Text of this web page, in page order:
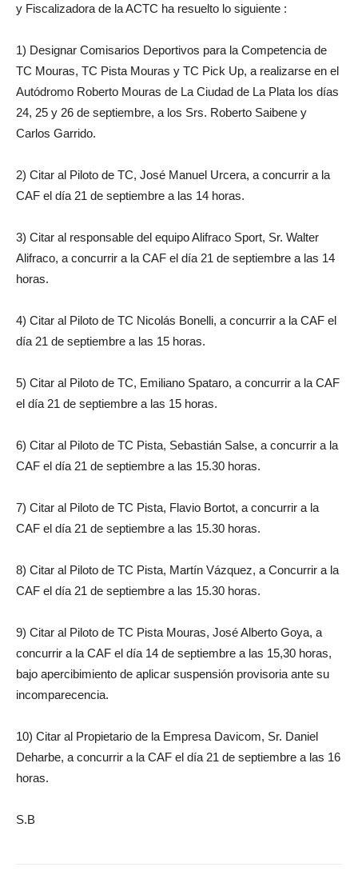
y Fiscalizadora de la ACTC ha resuelto lo siguiente :
1) Designar Comisarios Deportivos para la Competencia de
TC Mouras, TC Pista Mouras y TC Pick Up, a realizarse en el
Autódromo Roberto Mouras de La Ciudad de La Plata los días
24, 25 y 26 de septiembre, a los Srs. Roberto Saibene y
Carlos Garrido.
2) Citar al Piloto de TC, José Manuel Urcera, a concurrir a la
CAF el día 21 de septiembre a las 14 horas.
3) Citar al responsable del equipo Alifraco Sport, Sr. Walter
Alifraco, a concurrir a la CAF el día 21 de septiembre a las 14
horas.
4) Citar al Piloto de TC Nicolás Bonelli, a concurrir a la CAF el
día 21 de septiembre a las 15 horas.
5) Citar al Piloto de TC, Emiliano Spataro, a concurrir a la CAF
el día 21 de septiembre a las 15 horas.
6) Citar al Piloto de TC Pista, Sebastián Salse, a concurrir a la
CAF el día 21 de septiembre a las 15.30 horas.
7) Citar al Piloto de TC Pista, Flavio Bortot, a concurrir a la
CAF el día 21 de septiembre a las 15.30 horas.
8) Citar al Piloto de TC Pista, Martín Vázquez, a Concurrir a la
CAF el día 21 de septiembre a las 15.30 horas.
9) Citar al Piloto de TC Pista Mouras, José Alberto Goya, a
concurrir a la CAF el día 14 de septiembre a las 15,30 horas,
bajo apercibimiento de aplicar suspensión provisoria ante su
incomparecencia.
10) Citar al Propietario de la Empresa Davicom, Sr. Daniel
Deharbe, a concurrir a la CAF el día 21 de septiembre a las 16
horas.
S.B